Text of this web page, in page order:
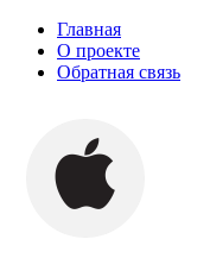
Главная
О проекте
Обратная связь